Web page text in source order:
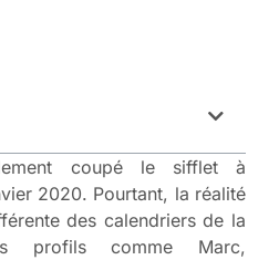
coupé le sifflet à
2020. Pourtant, la réalité
des calendriers de la
profils comme Marc,